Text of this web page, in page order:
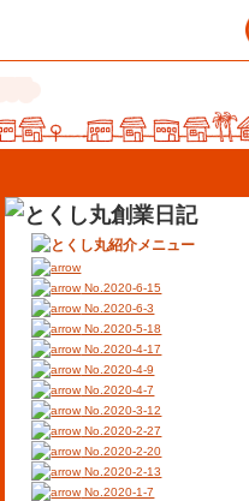
販売パートナー募集
オススメリンク
お問合せ
No.2020-6-15
No.2020-6-3
No.2020-5-18
No.2020-4-17
No.2020-4-9
No.2020-4-7
No.2020-3-12
No.2020-2-27
No.2020-2-20
No.2020-2-13
No.2020-1-7